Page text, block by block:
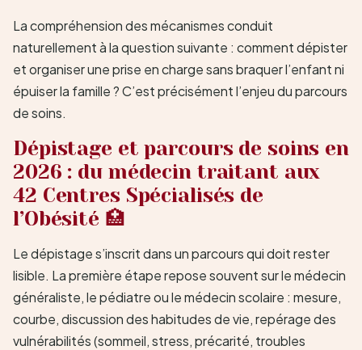
La compréhension des mécanismes conduit
naturellement à la question suivante : comment dépister
et organiser une prise en charge sans braquer l’enfant ni
épuiser la famille ? C’est précisément l’enjeu du parcours
de soins.
Dépistage et parcours de soins en
2026 : du médecin traitant aux
42 Centres Spécialisés de
l’Obésité 🏥
Le dépistage s’inscrit dans un parcours qui doit rester
lisible. La première étape repose souvent sur le médecin
généraliste, le pédiatre ou le médecin scolaire : mesure,
courbe, discussion des habitudes de vie, repérage des
vulnérabilités (sommeil, stress, précarité, troubles